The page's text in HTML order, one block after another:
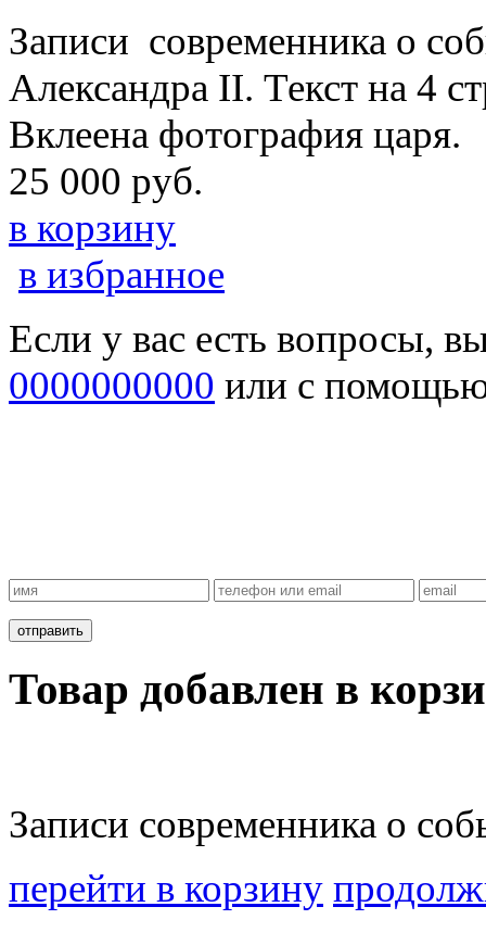
Записи современника о
Александра II. Текст на 4
Вклеена фотография царя.
25 000 руб.
в корзину
в избранное
Если у вас есть вопросы,
0000000000 или с
Товар добавлен в
Записи современника о
перейти в корзину